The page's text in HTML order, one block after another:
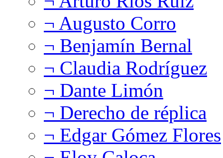
¬ Augusto Corro
¬ Benjamín Bernal
¬ Claudia Rodríguez
¬ Dante Limón
¬ Derecho de réplica
¬ Edgar Gómez Flores